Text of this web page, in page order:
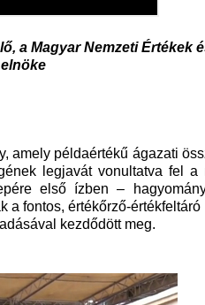
a Magyar Nemzeti Értékek
amely példaértékű ágazati
legjavát vonultatva fel a
első ízben –
fontos, értékőrző-
kezdődött meg.